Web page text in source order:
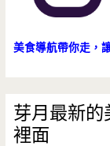
美食導航帶你走，
芽月最新的
裡面